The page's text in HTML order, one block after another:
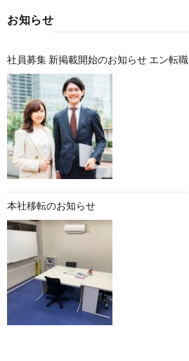
お知らせ
社員募集 新掲載開始のお知らせ エン転職
本社移転のお知らせ